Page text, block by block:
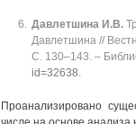
Давлетшина И.В.
Давлетшина //
C. 130‒143. ‒
id=32638.
Проанализировано